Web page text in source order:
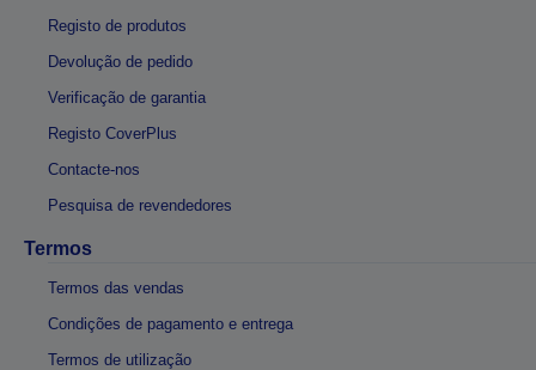
Registo de produtos
Devolução de pedido
Verificação de garantia
Registo CoverPlus
Contacte-nos
Pesquisa de revendedores
Termos
Termos das vendas
Condições de pagamento e entrega
Termos de utilização